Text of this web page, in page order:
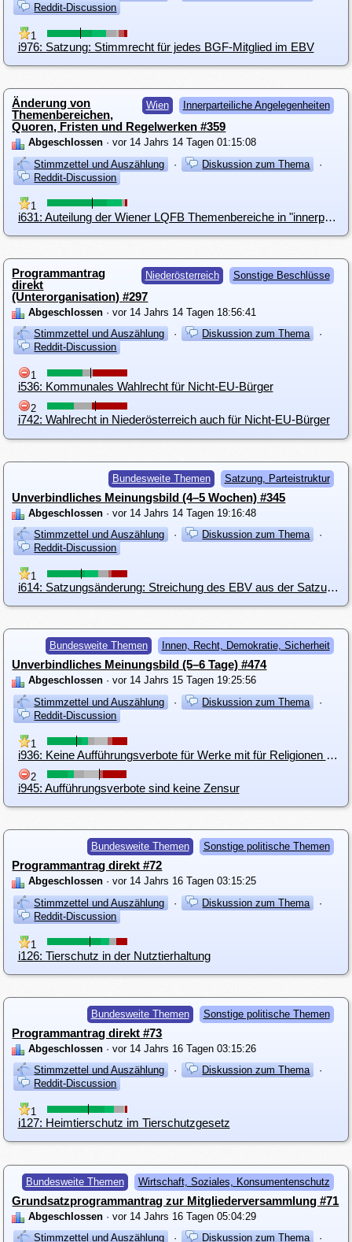
Reddit-Discussion
1
i976: Satzung: Stimmrecht für jedes BGF-Mitglied im EBV
Wien Innerparteiliche Angelegenheiten
Änderung von
Themenbereichen,
Quoren, Fristen und Regelwerken #359
Abgeschlossen · vor 14 Jahrs 14 Tagen 01:15:08
Stimmzettel und Auszählung
· Diskussion zum Thema
·
Reddit-Discussion
1
i631: Auteilung der Wiener LQFB Themenbereiche in "innerparteiliche Angelegenheiten" und "Wiener Parteiprogramm"
Niederösterreich Sonstige Beschlüsse
Programmantrag
direkt
(Unterorganisation) #297
Abgeschlossen · vor 14 Jahrs 14 Tagen 18:56:41
Stimmzettel und Auszählung
· Diskussion zum Thema
·
Reddit-Discussion
1
i536: Kommunales Wahlrecht für Nicht-EU-Bürger
2
i742: Wahlrecht in Niederösterreich auch für Nicht-EU-Bürger
Bundesweite Themen Satzung, Parteistruktur
Unverbindliches Meinungsbild (4–5 Wochen) #345
Abgeschlossen · vor 14 Jahrs 14 Tagen 19:16:48
Stimmzettel und Auszählung
· Diskussion zum Thema
·
Reddit-Discussion
1
i614: Satzungsänderung: Streichung des EBV aus der Satzung und Geschäftsordnung
Bundesweite Themen Innen, Recht, Demokratie, Sicherheit
Unverbindliches Meinungsbild (5–6 Tage) #474
Abgeschlossen · vor 14 Jahrs 15 Tagen 19:25:56
Stimmzettel und Auszählung
· Diskussion zum Thema
·
Reddit-Discussion
1
i936: Keine Aufführungsverbote für Werke mit für Religionen "beleidigenden" Inhalt
2
i945: Aufführungsverbote sind keine Zensur
Bundesweite Themen Sonstige politische Themen
Programmantrag direkt #72
Abgeschlossen · vor 14 Jahrs 16 Tagen 03:15:25
Stimmzettel und Auszählung
· Diskussion zum Thema
·
Reddit-Discussion
1
i126: Tierschutz in der Nutztierhaltung
Bundesweite Themen Sonstige politische Themen
Programmantrag direkt #73
Abgeschlossen · vor 14 Jahrs 16 Tagen 03:15:26
Stimmzettel und Auszählung
· Diskussion zum Thema
·
Reddit-Discussion
1
i127: Heimtierschutz im Tierschutzgesetz
Bundesweite Themen Wirtschaft, Soziales, Konsumentenschutz
Grundsatzprogrammantrag zur Mitgliederversammlung #71
Abgeschlossen · vor 14 Jahrs 16 Tagen 05:04:29
Stimmzettel und Auszählung
· Diskussion zum Thema ·